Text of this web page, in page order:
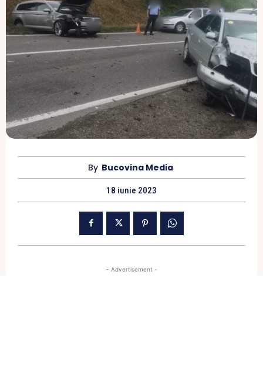
By Bucovina Media
18 iunie 2023
- Advertisement -